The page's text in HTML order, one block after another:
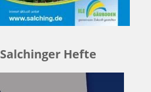
Salchinger Hefte